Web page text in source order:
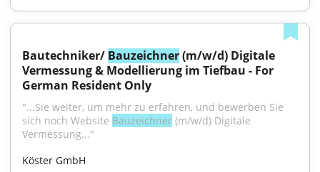
Bautechniker/ Bauzeichner (m/w/d) Digitale
Vermessung & Modellierung im Tiefbau - For
German Resident Only
"...Sie weiter, um mehr zu erfahren, und bewerben Sie
sich noch Website Bauzeichner (m/w/d) Digitale
Vermessung..."
Köster GmbH